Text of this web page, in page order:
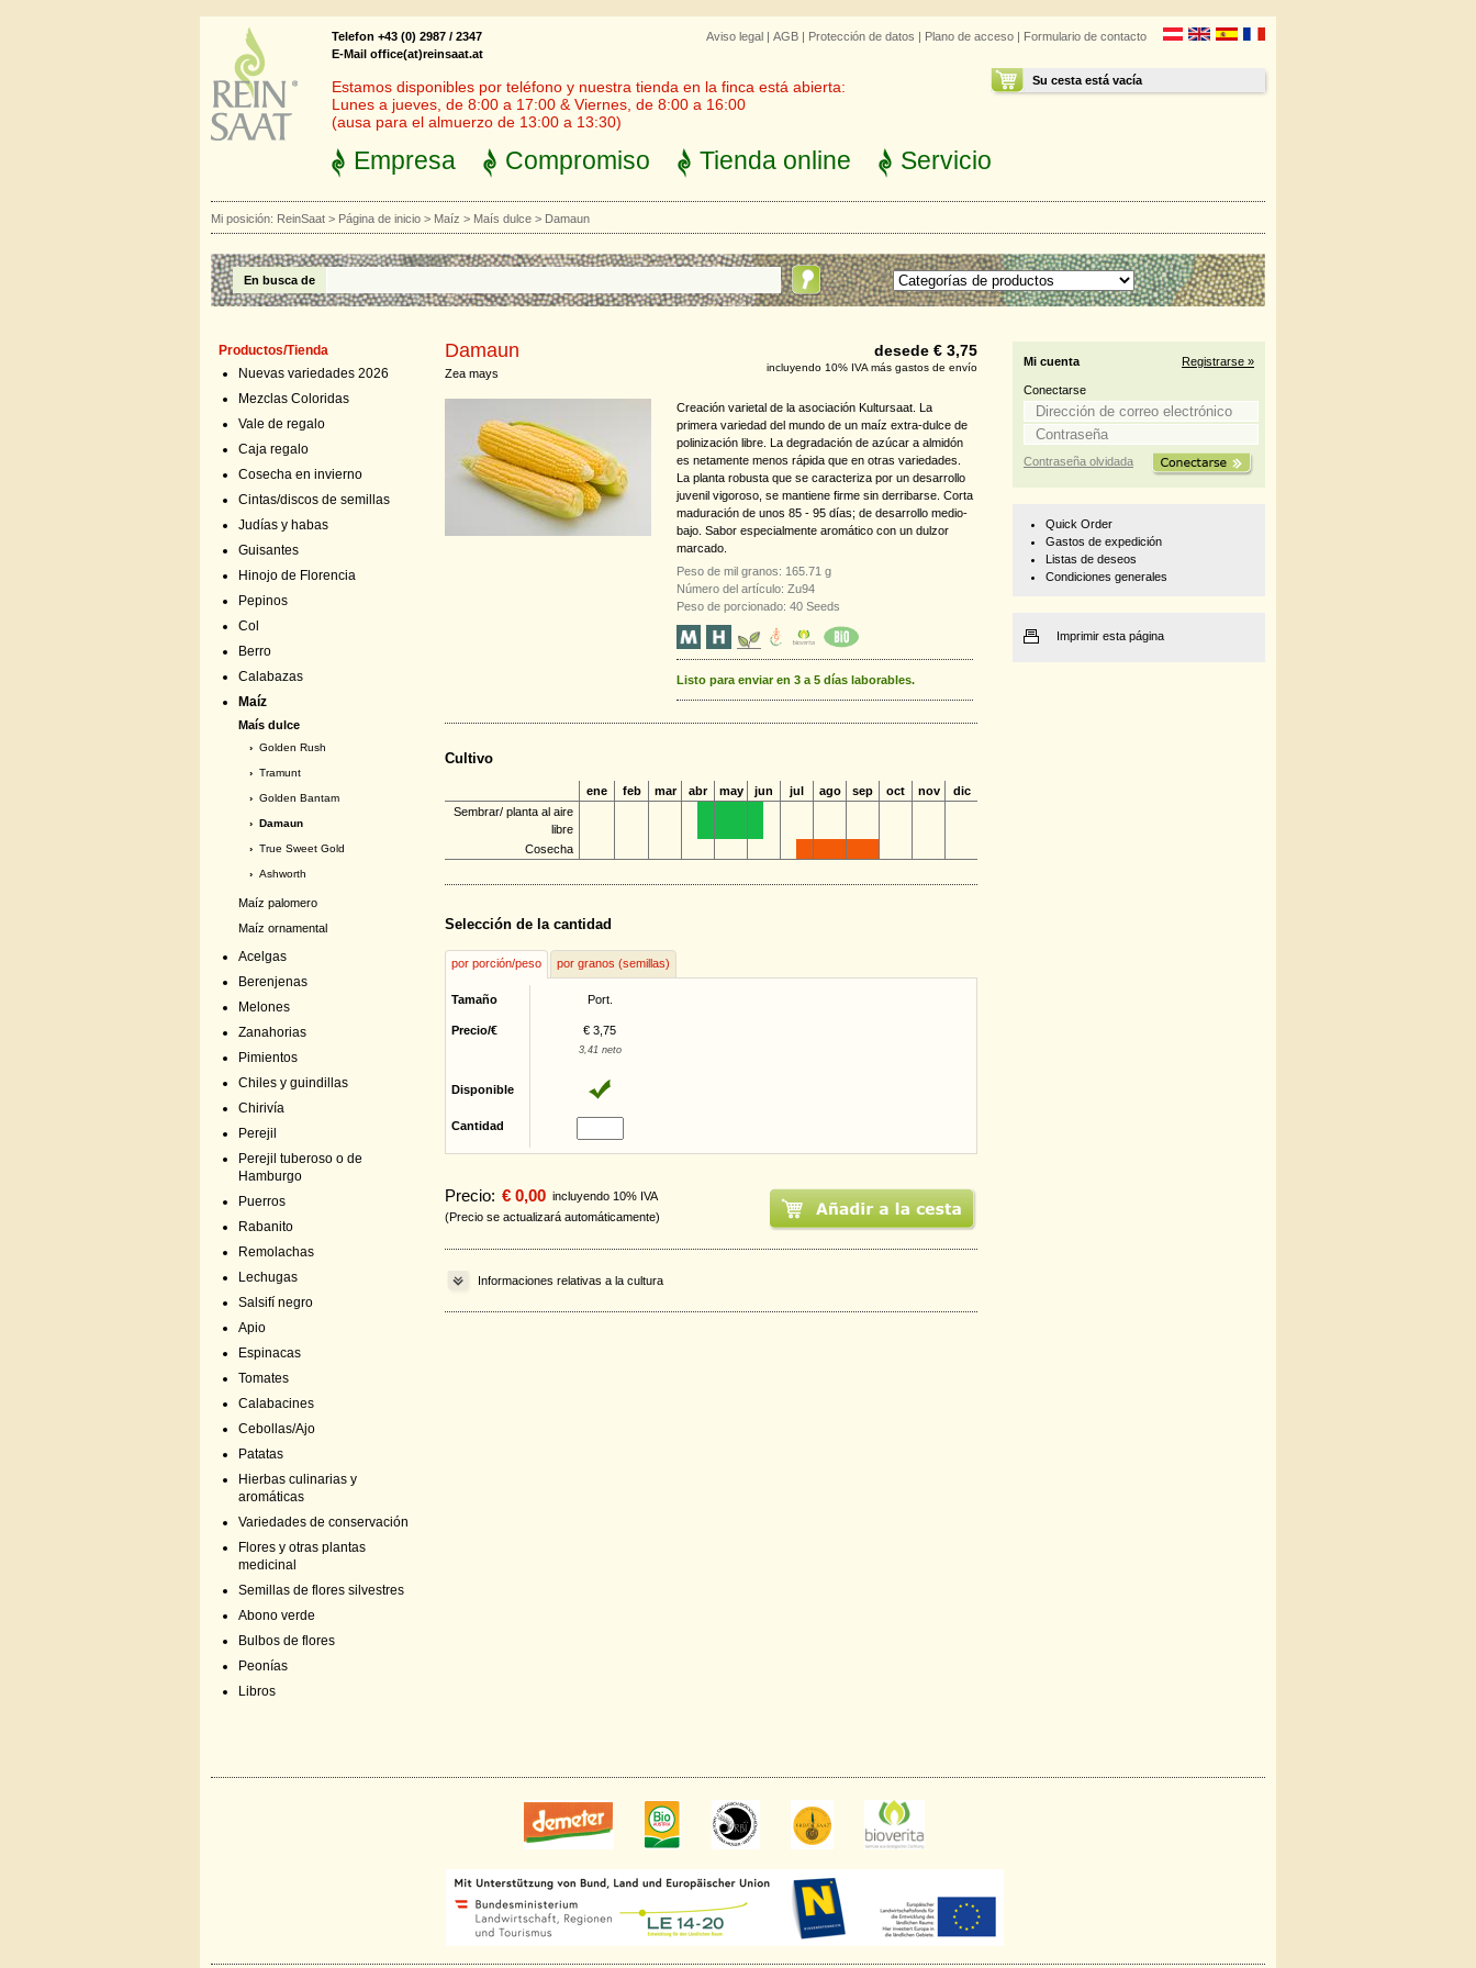
Aviso legal | AGB | Protección de datos | Plano de acceso | Formulario de contacto
Su cesta está vacía
Telefon +43 (0) 2987 / 2347
E-Mail office(at)reinsaat.at
Estamos disponibles por teléfono y nuestra tienda en la finca está abierta:
Lunes a jueves, de 8:00 a 17:00 & Viernes, de 8:00 a 16:00
(ausa para el almuerzo de 13:00 a 13:30)
Empresa Compromiso Tienda online Servicio
Mi posición: ReinSaat > Página de inicio > Maíz > Maís dulce > Damaun
En busca de
Productos/Tienda
Nuevas variedades 2026
Mezclas Coloridas
Vale de regalo
Caja regalo
Cosecha en invierno
Cintas/discos de semillas
Judías y habas
Guisantes
Hinojo de Florencia
Pepinos
Col
Berro
Calabazas
Maíz
Maís dulce
› Golden Rush
› Tramunt
› Golden Bantam
› Damaun
› True Sweet Gold
› Ashworth
Maíz palomero
Maíz ornamental
Acelgas
Berenjenas
Melones
Zanahorias
Pimientos
Chiles y guindillas
Chirivía
Perejil
Perejil tuberoso o de
Hamburgo
Puerros
Rabanito
Remolachas
Lechugas
Salsifí negro
Apio
Espinacas
Tomates
Calabacines
Cebollas/Ajo
Patatas
Hierbas culinarias y
aromáticas
Variedades de conservación
Flores y otras plantas
medicinal
Semillas de flores silvestres
Abono verde
Bulbos de flores
Peonías
Libros
Damaun
Zea mays
desede € 3,75
incluyendo 10% IVA más gastos de envío
Creación varietal de la asociación Kultursaat. La
primera variedad del mundo de un maíz extra-dulce de
polinización libre. La degradación de azúcar a almidón
es netamente menos rápida que en otras variedades.
La planta robusta que se caracteriza por un desarrollo
juvenil vigoroso, se mantiene firme sin derribarse. Corta
maduración de unos 85 - 95 días; de desarrollo medio-
bajo. Sabor especialmente aromático con un dulzor
marcado.
Peso de mil granos: 165.71 g
Número del artículo: Zu94
Peso de porcionado: 40 Seeds
Listo para enviar en 3 a 5 días laborables.
Cultivo
ene feb mar abr may jun jul ago sep oct nov
dic
Sembrar/ planta al aire
libre
Cosecha
Selección de la cantidad
por porción/peso por granos (semillas)
Tamaño Port.
Precio/€ € 3,75
3,41 neto
Disponible
Cantidad
Precio: € 0,00 incluyendo 10% IVA
(Precio se actualizará automáticamente)
Informaciones relativas a la cultura
Mi cuenta Registrarse »
Conectarse
Contraseña olvidada
Quick Order
Gastos de expedición
Listas de deseos
Condiciones generales
Imprimir esta página